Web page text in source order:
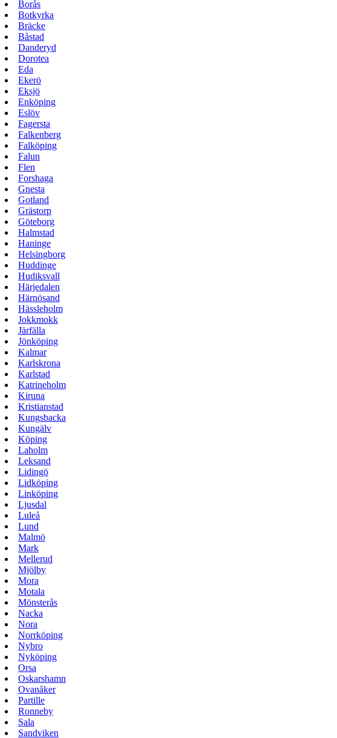
Borås
Botkyrka
Bräcke
Båstad
Danderyd
Dorotea
Eda
Ekerö
Eksjö
Enköping
Eslöv
Fagersta
Falkenberg
Falköping
Falun
Flen
Forshaga
Gnesta
Gotland
Grästorp
Göteborg
Halmstad
Haninge
Helsingborg
Huddinge
Hudiksvall
Härjedalen
Härnösand
Hässleholm
Jokkmokk
Järfälla
Jönköping
Kalmar
Karlskrona
Karlstad
Katrineholm
Kiruna
Kristianstad
Kungsbacka
Kungälv
Köping
Laholm
Leksand
Lidingö
Lidköping
Linköping
Ljusdal
Luleå
Lund
Malmö
Mark
Mellerud
Mjölby
Mora
Motala
Mönsterås
Nacka
Nora
Norrköping
Nybro
Nyköping
Orsa
Oskarshamn
Ovanåker
Partille
Ronneby
Sala
Sandviken